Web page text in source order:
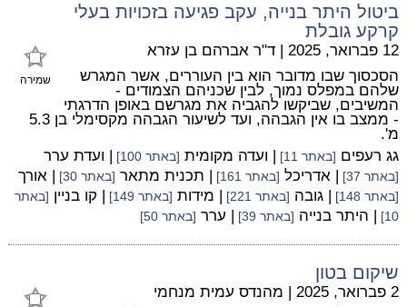
ביטול היתר בנייה, עקב פגיעה בזכויות בעלי
קרקע גובלת
שמירה
12 פברואר, 2025 | ד"ר אברהם בן עזרא
הסכסוך שבו מדובר הוא בין העוררים, אשר המגרש
שלהם במפלס נמוך, לבין שכניהם הצמודים -
המשיבים, שביקשו להגביה את מגרשם באופן הדרגתי
- ממצב בו אין הגבהה, ועד לשיעור הגבהה מקסימלי בן 5.3
מ'.
גג רעפים [באתר 11] | ועדה מקומית [באתר 100] | ועדת ערר
[באתר 37] | אדריכל [באתר 161] | תכנית מתאר [באתר 30] | אורך
[באתר 148] | גובה [באתר 221] | מידות [באתר 149] | קו בניין [באתר
10]
| היתר בנייה [באתר 39] | ערר [באתר 50]
שיקום בטון
2 פברואר, 2025 | מהנדס עמית מנחמי